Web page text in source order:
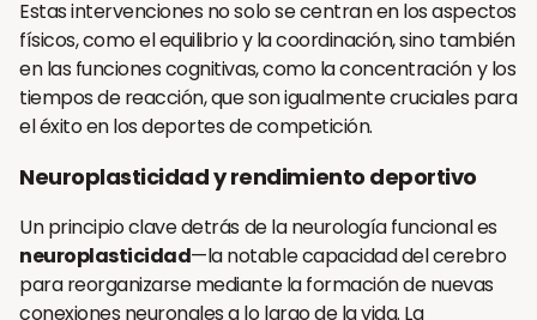
Estas intervenciones no solo se centran en los aspectos
físicos, como el equilibrio y la coordinación, sino también
en las funciones cognitivas, como la concentración y los
tiempos de reacción, que son igualmente cruciales para
el éxito en los deportes de competición.
Neuroplasticidad y rendimiento deportivo
Un principio clave detrás de la neurología funcional es
neuroplasticidad—la notable capacidad del cerebro
para reorganizarse mediante la formación de nuevas
conexiones neuronales a lo largo de la vida. La